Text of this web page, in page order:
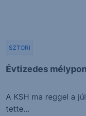
Évtizedes
SZTORI
A KSH ma reggel a
tette...